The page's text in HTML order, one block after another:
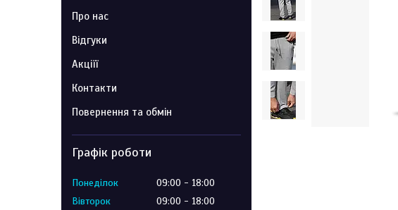
Про нас
Відгуки
Акціїї
Контакти
Повернення та обмін
Графік роботи
Понеділок 09:00
18:00
Вівторок
09:00
18:00